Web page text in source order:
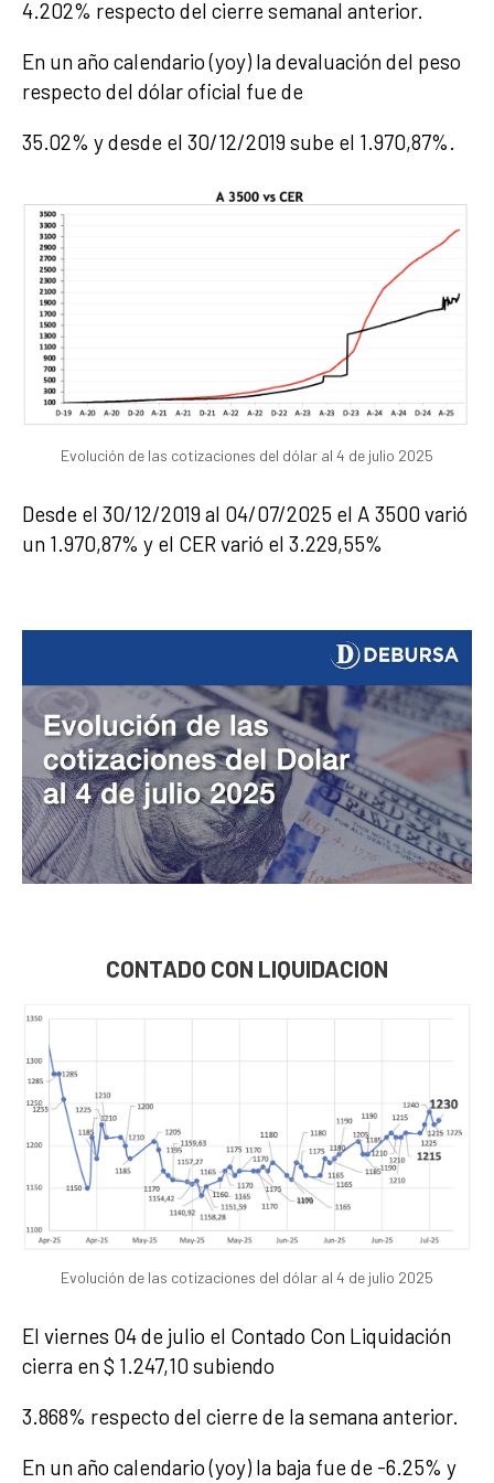
4.202% respecto del cierre semanal anterior.
En un año calendario (yoy) la devaluación del peso
respecto del dólar oficial fue de
35.02% y desde el 30/12/2019 sube el 1.970,87%.
Evolución de las cotizaciones del dólar al 4 de julio 2025
Desde el 30/12/2019 al 04/07/2025 el A 3500 varió
un 1.970,87% y el CER varió el 3.229,55%
CONTADO CON LIQUIDACION
Evolución de las cotizaciones del dólar al 4 de julio 2025
El viernes 04 de julio el Contado Con Liquidación
cierra en $ 1.247,10 subiendo
3.868% respecto del cierre de la semana anterior.
En un año calendario (yoy) la baja fue de -6.25% y